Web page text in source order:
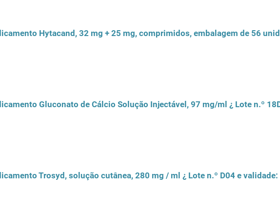
Hytacand, 32 mg + 25 mg, comprimidos, embalagem de 56
Gluconato de Cálcio Solução Injectável, 97 mg/ml ¿ Lote n.º
Trosyd, solução cutânea, 280 mg / ml ¿ Lote n.º D04 e